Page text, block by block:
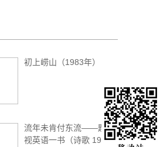
初上崂山（1983年）
流年未肯付东流——题电
视英语一书（诗歌 1990